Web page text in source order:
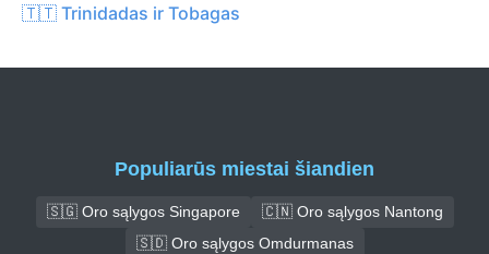
🇹🇹 Trinidadas ir Tobagas
Populiarūs miestai šiandien
🇸🇬 Oro sąlygos Singapore
🇨🇳 Oro sąlygos Nantong
🇸🇩 Oro sąlygos Omdurmanas